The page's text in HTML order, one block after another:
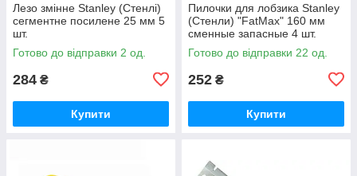
Лезо змінне Stanley (Стенлі)
сегментне посилене 25 мм 5
шт.
Готово до відправки 2 од.
284 ₴
Купити
Пилочки для лобзика Stanley
(Стенли) "FatMax" 160 мм
сменные запасные 4 шт.
Готово до відправки 22 од.
252 ₴
Купити